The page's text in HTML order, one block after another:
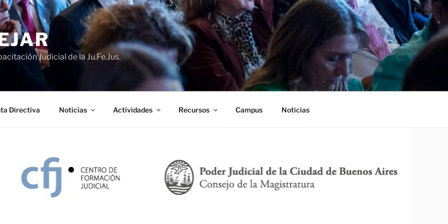
Judicial de la Ju.Fe.Jus.
Directiva Noticias Actividades Recursos Campus Noticias